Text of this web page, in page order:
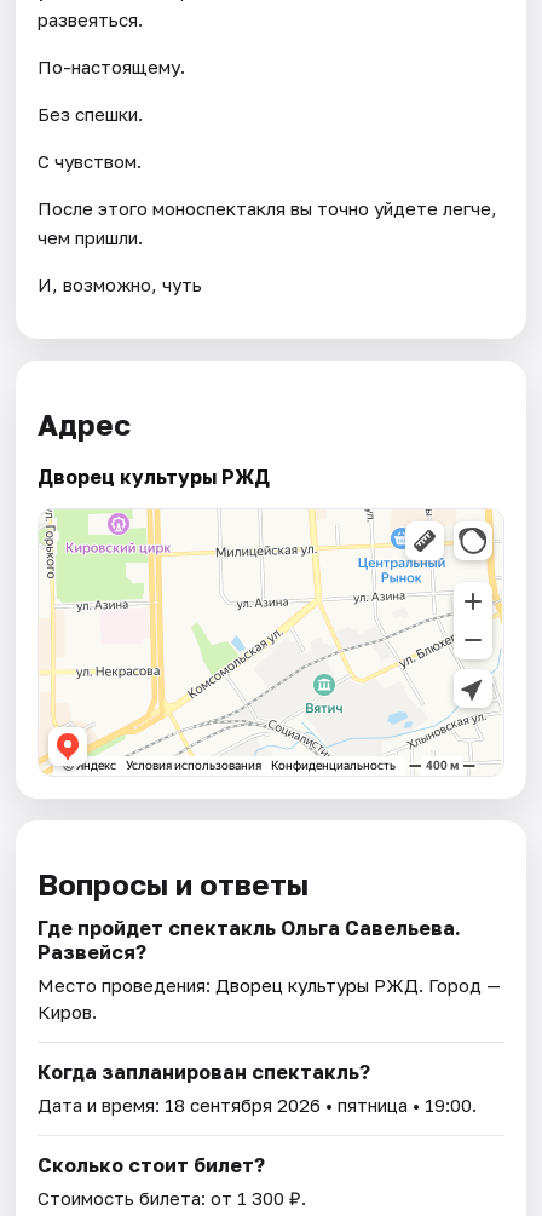
развеяться.
По-настоящему.
Без спешки.
С чувством.
После этого моноспектакля вы точно уйдете легче,
чем пришли.
И, возможно, чуть
Адрес
Дворец культуры РЖД
Вопросы и ответы
Где пройдет спектакль Ольга Савельева.
Развейся?
Место проведения: Дворец культуры РЖД. Город —
Киров.
Когда запланирован спектакль?
Дата и время: 18 сентября 2026 • пятница • 19:00.
Сколько стоит билет?
Стоимость билета: от 1 300 ₽.